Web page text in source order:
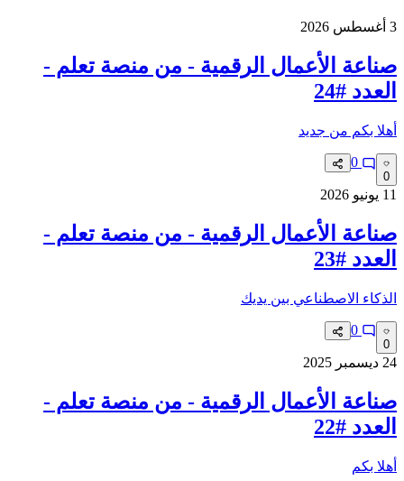
3 أغسطس 2026
صناعة الأعمال الرقمية - من منصة تعلم -
العدد #24
أهلا بكم من جديد
0
11 يونيو 2026
صناعة الأعمال الرقمية - من منصة تعلم -
العدد #23
الذكاء الاصطناعي بين يديك
0
24 ديسمبر 2025
صناعة الأعمال الرقمية - من منصة تعلم -
العدد #22
أهلا بكم